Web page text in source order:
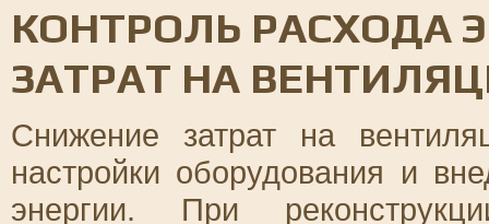
КОНТРОЛЬ РАСХОДА
ЗАТРАТ НА
Снижение затрат на
настройки оборудования и
энергии. При